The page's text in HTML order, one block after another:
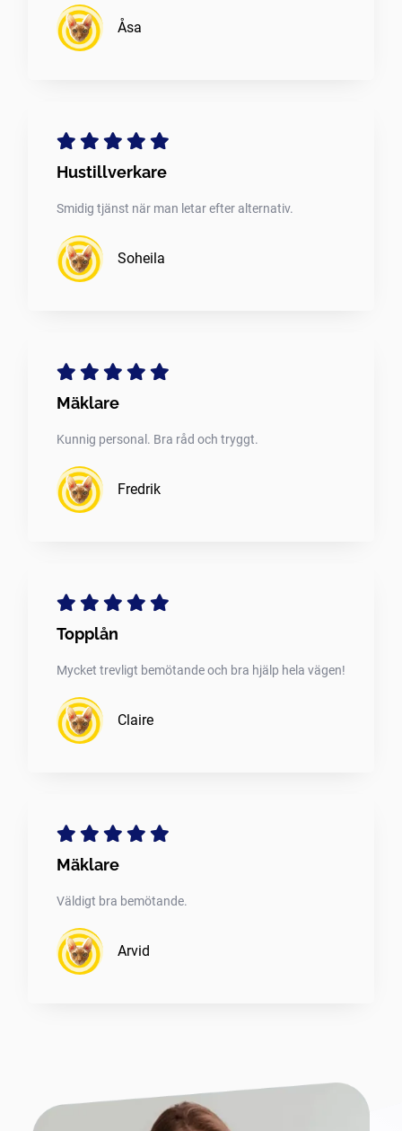
Åsa
Hustillverkare
Smidig tjänst när man letar efter alternativ.
Soheila
Mäklare
Kunnig personal. Bra råd och tryggt.
Fredrik
Topplån
Mycket trevligt bemötande och bra hjälp hela vägen!
Claire
Mäklare
Väldigt bra bemötande.
Arvid